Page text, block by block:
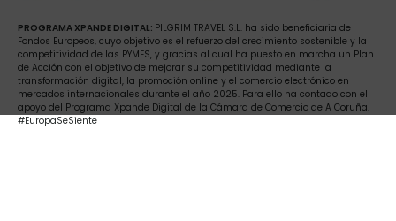
PROGRAMA XPANDE DIGITAL: PILGRIM TRAVEL S.L. ha sido beneficiaria de
Fondos Europeos, cuyo objetivo es el refuerzo del crecimiento sostenible y la
competitividad de las PYMES, y gracias al cual ha puesto en marcha un Plan
de Acción con el objetivo de mejorar su competitividad mediante la
transformación digital, la promoción online y el comercio electrónico en
mercados internacionales durante el año 2025. Para ello ha contado con el
apoyo del Programa Xpande Digital de la Cámara de Comercio de A Coruña.
#EuropaSeSiente